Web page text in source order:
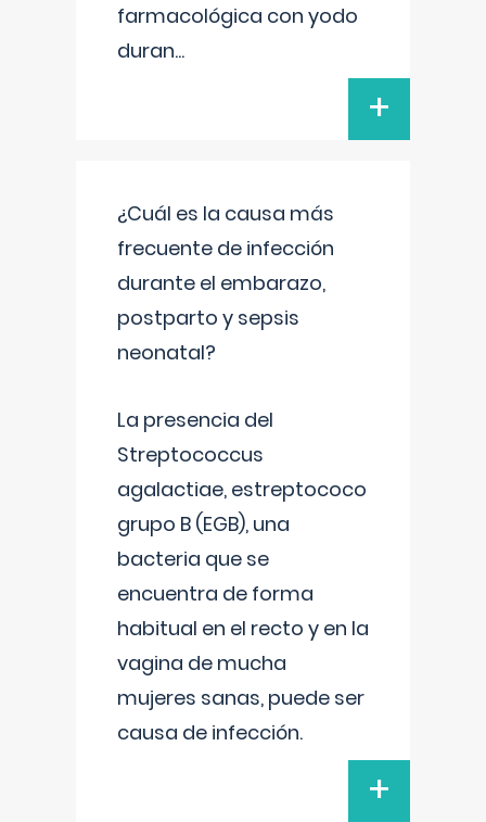
farmacológica con yodo
duran...
+
¿Cuál es la causa más
frecuente de infección
durante el embarazo,
postparto y sepsis
neonatal?
La presencia del
Streptococcus
agalactiae, estreptococo
grupo B (EGB), una
bacteria que se
encuentra de forma
habitual en el recto y en la
vagina de mucha
mujeres sanas, puede ser
causa de infección.
+